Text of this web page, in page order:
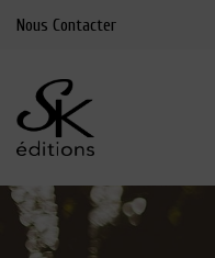
Nous Contacter